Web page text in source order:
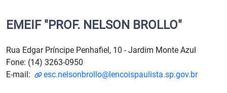
EMEIF "PROF. NELSON BROLLO"
Rua Edgar Príncipe Penhafiel, 10 - Jardim Monte Azul
Fone: (14) 3263-0950
E-mail:
esc.nelsonbrollo@lencoispaulista.sp.gov.br